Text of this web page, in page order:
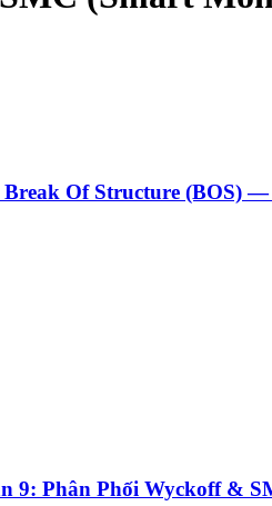
Of Structure (BOS)
9: Phân Phối Wyckoff &